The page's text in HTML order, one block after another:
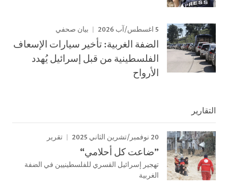
5 اغسطس/آب 2026 بيان صحفي
الضفة الغربية: تأخير سيارات الإسعاف
الفلسطينية من قبل إسرائيل يُهدد
الأرواح
التقارير
20 نوفمبر/تشرين الثاني 2025 تقرير
”ضاعت كل أحلامي“
تهجير إسرائيل القسري للفلسطينيين في الضفة
الغربية